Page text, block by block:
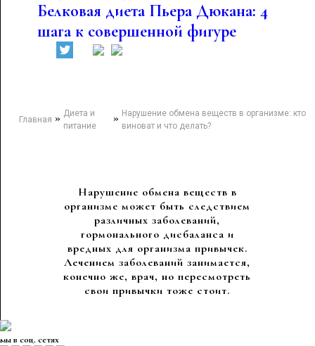
Белковая диета Пьера Дюкана: 4
шага к совершенной фигуре
Главная » Диета и
питание
» Нарушение обмена веществ в организме: кто
виноват и что делать?
Нарушение обмена веществ в
организме может быть следствием
различных заболеваний,
гормонального дисбаланса и
вредных для организма привычек.
Лечением заболеваний занимается,
конечно же, врач, но пересмотреть
свои привычки тоже стоит.
мы в соц. сетях